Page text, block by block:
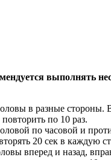
выполнять
в разные стороны.
по 10 раз.
по часовой и
20 сек в каждую
вперед и назад,